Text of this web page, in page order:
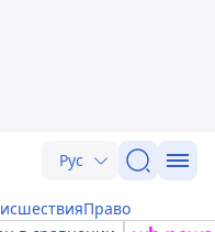
Рус
Право